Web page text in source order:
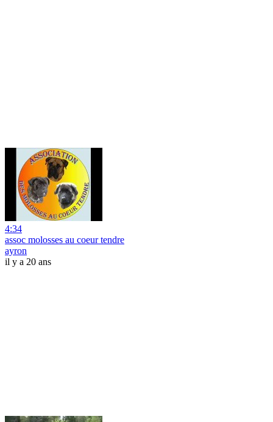
4:34
assoc molosses au coeur tendre
ayron
il y a 20 ans